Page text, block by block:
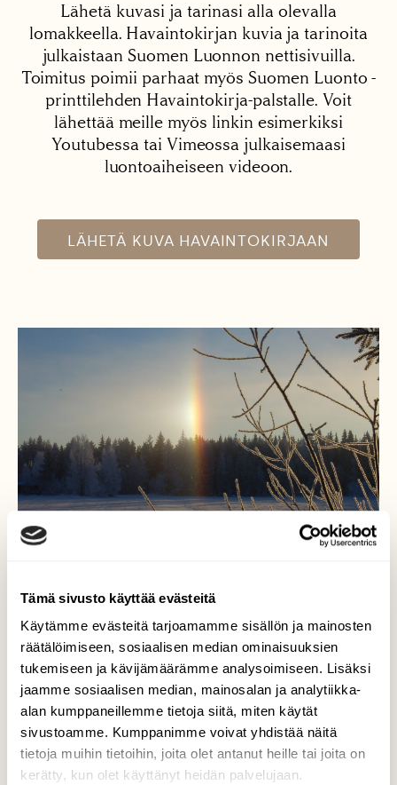
Tämä sivusto käyttää evästeitä
Käytämme evästeitä tarjoamamme sisällön ja mainosten
räätälöimiseen, sosiaalisen median ominaisuuksien
tukemiseen ja kävijämäärämme analysoimiseen. Lisäksi
jaamme sosiaalisen median, mainosalan ja analytiikka-
alan kumppaneillemme tietoja siitä, miten käytät
sivustoamme. Kumppanimme voivat yhdistää näitä
tietoja muihin tietoihin, joita olet antanut heille tai joita on
kerätty, kun olet käyttänyt heidän palvelujaan.
Lähetä kuvasi ja tarinasi alla olevalla
lomakkeella. Havaintokirjan kuvia ja tarinoita
julkaistaan Suomen Luonnon nettisivuilla.
Toimitus poimii parhaat myös Suomen Luonto -
printtilehden Havaintokirja-palstalle. Voit
lähettää meille myös linkin esimerkiksi
Youtubessa tai Vimeossa julkaisemaasi
luontoaiheiseen videoon.
LÄHETÄ KUVA HAVAINTOKIRJAAN
Haloilmiö talvella
Haloilmiö on ilmakehän optinen ilmiö, joka
ilmenee taivaalla näkyvinä erilaisina
renkaina, kaarina ja kirkastumina. Halot
syntyvät, kun Auringon tai Kuun valo taittuu
tai heijastuu ilmassa leijuvista jääkiteistä.